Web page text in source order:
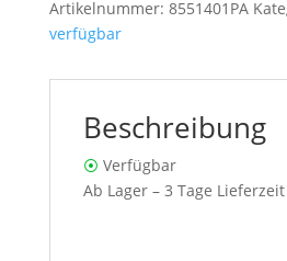
Artikelnummer: 8551401PA
verfügbar
Beschreibung
⦿ Verfügbar
Ab Lager – 3 Tage Lieferzeit